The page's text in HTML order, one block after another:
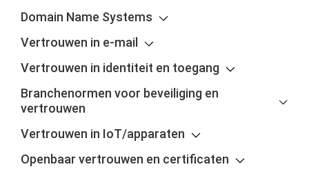
Domain Name Systems
Vertrouwen in e-mail
Vertrouwen in identiteit en toegang
Branchenormen voor beveiliging en
vertrouwen
Vertrouwen in IoT/apparaten
Openbaar vertrouwen en certificaten